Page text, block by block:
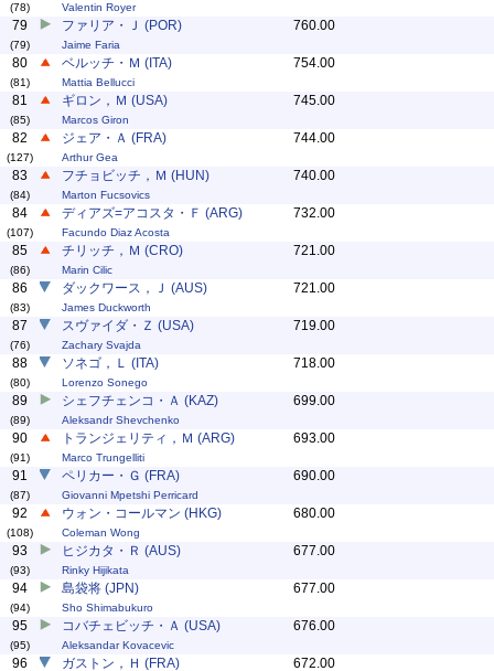
(78) Valentin Royer
79
(79)
ファリア・Ｊ (POR)
Jaime Faria
760.00
80
(81)
ベルッチ・Ｍ (ITA)
Mattia Bellucci
754.00
81
(85)
ギロン，Ｍ (USA)
Marcos Giron
745.00
82
(127)
ジェア・Ａ (FRA)
Arthur Gea
744.00
83
(84)
フチョビッチ，Ｍ (HUN)
Marton Fucsovics
740.00
84
(107)
ディアズ=アコスタ・Ｆ (ARG)
Facundo Diaz Acosta
732.00
85
(86)
チリッチ，Ｍ (CRO)
Marin Cilic
721.00
86
(83)
ダックワース，Ｊ (AUS)
James Duckworth
721.00
87
(76)
スヴァイダ・Ｚ (USA)
Zachary Svajda
719.00
88
(80)
ソネゴ，Ｌ (ITA)
Lorenzo Sonego
718.00
89
(89)
シェフチェンコ・Ａ (KAZ)
Aleksandr Shevchenko
699.00
90
(91)
トランジェリティ，Ｍ (ARG)
Marco Trungelliti
693.00
91
(87)
ペリカー・Ｇ (FRA)
Giovanni Mpetshi Perricard
690.00
92
(108)
ウォン・コールマン (HKG)
Coleman Wong
680.00
93
(93)
ヒジカタ・Ｒ (AUS)
Rinky Hijikata
677.00
94
(94)
島袋将 (JPN)
Sho Shimabukuro
677.00
95
(95)
コバチェビッチ・Ａ (USA)
Aleksandar Kovacevic
676.00
96 ガストン，Ｈ (FRA) 672.00